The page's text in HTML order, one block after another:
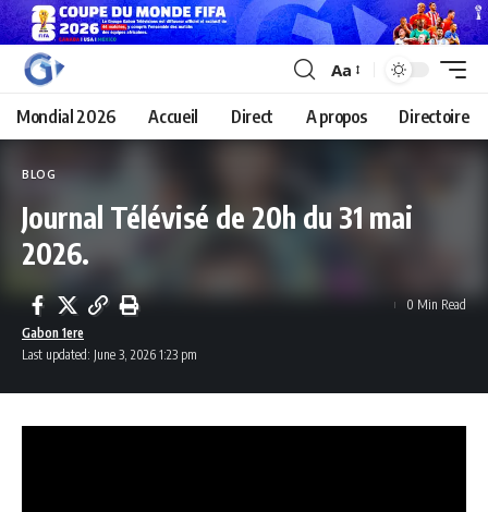
Aa
Mondial 2026 Accueil Direct A propos Directoire
BLOG
Journal Télévisé de 20h du 31 mai
2026.
Last updated: June 3, 2026 1:23 pm
Gabon 1ere
0 Min Read